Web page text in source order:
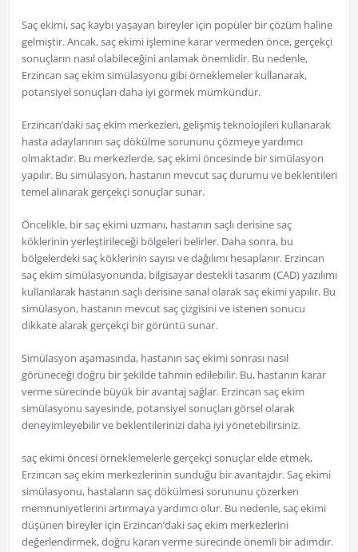
Saç ekimi, saç kaybı yaşayan bireyler için popüler bir çözüm haline
gelmiştir. Ancak, saç ekimi işlemine karar vermeden önce, gerçekçi
sonuçların nasıl olabileceğini anlamak önemlidir. Bu nedenle,
Erzincan saç ekim simülasyonu gibi örneklemeler kullanarak,
potansiyel sonuçları daha iyi görmek mümkündür.
Erzincan’daki saç ekim merkezleri, gelişmiş teknolojileri kullanarak
hasta adaylarının saç dökülme sorununu çözmeye yardımcı
olmaktadır. Bu merkezlerde, saç ekimi öncesinde bir simülasyon
yapılır. Bu simülasyon, hastanın mevcut saç durumu ve beklentileri
temel alınarak gerçekçi sonuçlar sunar.
Öncelikle, bir saç ekimi uzmanı, hastanın saçlı derisine saç
köklerinin yerleştirileceği bölgeleri belirler. Daha sonra, bu
bölgelerdeki saç köklerinin sayısı ve dağılımı hesaplanır. Erzincan
saç ekim simülasyonunda, bilgisayar destekli tasarım (CAD) yazılımı
kullanılarak hastanın saçlı derisine sanal olarak saç ekimi yapılır. Bu
simülasyon, hastanın mevcut saç çizgisini ve istenen sonucu
dikkate alarak gerçekçi bir görüntü sunar.
Simülasyon aşamasında, hastanın saç ekimi sonrası nasıl
görüneceği doğru bir şekilde tahmin edilebilir. Bu, hastanın karar
verme sürecinde büyük bir avantaj sağlar. Erzincan saç ekim
simülasyonu sayesinde, potansiyel sonuçları görsel olarak
deneyimleyebilir ve beklentilerinizi daha iyi yönetebilirsiniz.
saç ekimi öncesi örneklemelerle gerçekçi sonuçlar elde etmek,
Erzincan saç ekim merkezlerinin sunduğu bir avantajdır. Saç ekimi
simülasyonu, hastaların saç dökülmesi sorununu çözerken
memnuniyetlerini artırmaya yardımcı olur. Bu nedenle, saç ekimi
düşünen bireyler için Erzincan’daki saç ekim merkezlerini
değerlendirmek, doğru kararı verme sürecinde önemli bir adımdır.